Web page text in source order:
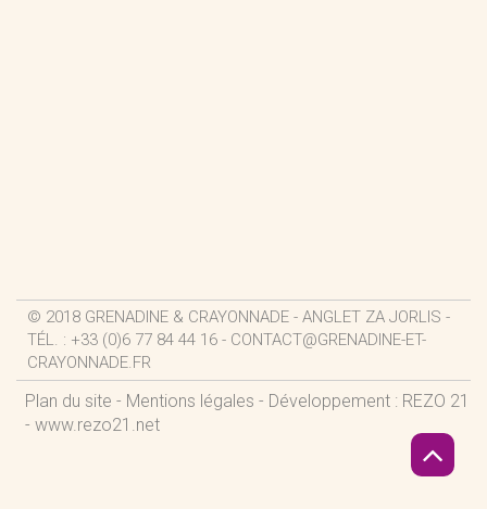
© 2018 GRENADINE & CRAYONNADE - ANGLET ZA JORLIS -
TÉL. : +33 (0)6 77 84 44 16 - CONTACT@GRENADINE-ET-
CRAYONNADE.FR
Plan du site - Mentions légales - Développement : REZO 21
- www.rezo21.net